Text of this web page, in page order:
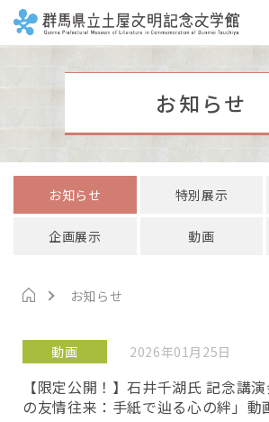
お知らせ
お知らせ 特別展示
企画展示 動画
お知らせ
動画 2026年01月25日
【限定公開！】石井千湖氏 記念講
の友情往来：手紙で辿る心の絆」動